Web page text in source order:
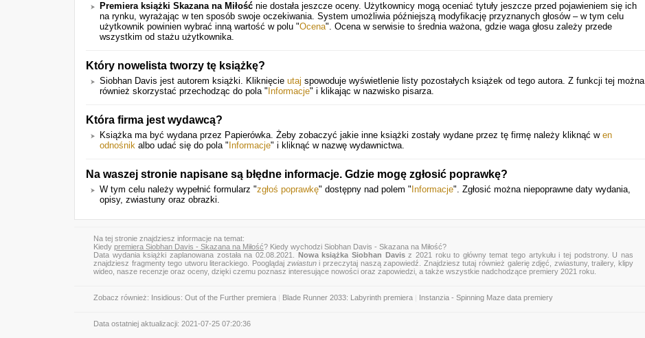
Premiera książki Skazana na Miłość nie dostała jeszcze oceny. Użytkownicy mogą oceniać tytuły jeszcze przed pojawieniem się ich
na rynku, wyrażając w ten sposób swoje oczekiwania. System umożliwia późniejszą modyfikację przyznanych głosów – w tym celu
użytkownik powinien wybrać inną wartość w polu "Ocena". Ocena w serwisie to średnia ważona, gdzie waga głosu zależy przede
wszystkim od stażu użytkownika.
Który nowelista tworzy tę książkę?
Siobhan Davis jest autorem książki. Kliknięcie utaj spowoduje wyświetlenie listy pozostałych książek od tego autora. Z funkcji tej można
również skorzystać przechodząc do pola " Informacje" i klikając w nazwisko pisarza.
Która firma jest wydawcą?
Książka ma być wydana przez Papierówka. Żeby zobaczyć jakie inne książki zostały wydane przez tę firmę należy kliknąć w en
odnośnik albo udać się do pola " Informacje" i kliknąć w nazwę wydawnictwa.
Na waszej stronie napisane są błędne informacje. Gdzie mogę zgłosić poprawkę?
W tym celu należy wypełnić formularz "zgłoś poprawkę" dostępny nad polem " Informacje". Zgłosić można niepoprawne daty wydania,
opisy, zwiastuny oraz obrazki.
Na tej stronie znajdziesz informacje na temat:
Kiedy premiera Siobhan Davis - Skazana na Miłość? Kiedy wychodzi Siobhan Davis - Skazana na Miłość?
Data wydania książki zaplanowana została na 02.08.2021. Nowa książka Siobhan Davisz 2021 roku to główny temat tego artykułu i tej podstrony. U nas
znajdziesz fragmenty tego utworu literackiego. Pooglądaj zwiastuni przeczytaj naszą zapowiedź. Znajdziesz tutaj również galerię zdjęć, zwiastuny, trailery, klipy
wideo, nasze recenzje oraz oceny, dzięki czemu poznasz interesujące nowości oraz zapowiedzi, a także wszystkie nadchodzące premiery 2021 roku.
Zobacz również: Insidious: Out of the Further premiera Blade Runner 2033: Labyrinth premiera Instanzia - Spinning Maze data premiery
Data ostatniej aktualizacji: 2021-07-25 07:20:36